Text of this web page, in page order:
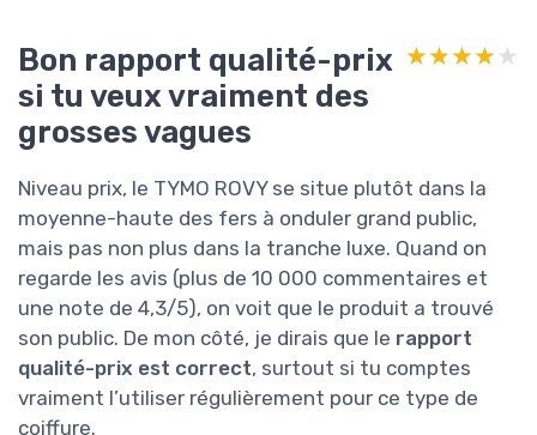
Bon rapport qualité-prix
si tu veux vraiment des
grosses vagues
★★★★★
★★★★★
Niveau prix, le TYMO ROVY se situe plutôt dans la
moyenne-haute des fers à onduler grand public,
mais pas non plus dans la tranche luxe. Quand on
regarde les avis (plus de 10 000 commentaires et
une note de 4,3/5), on voit que le produit a trouvé
son public. De mon côté, je dirais que le rapport
qualité-prix est correct, surtout si tu comptes
vraiment l’utiliser régulièrement pour ce type de
coiffure.